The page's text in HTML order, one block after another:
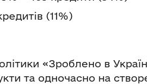
(11%)
«Зроблено в
та одночасно на